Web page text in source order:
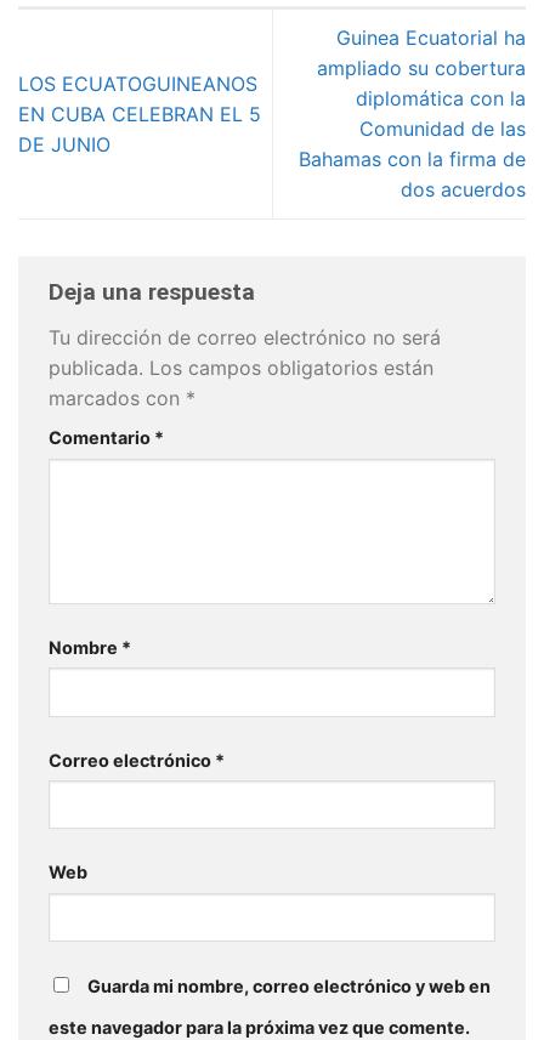
LOS ECUATOGUINEANOS
EN CUBA CELEBRAN EL 5
DE JUNIO
Guinea Ecuatorial ha
ampliado su cobertura
diplomática con la
Comunidad de las
Bahamas con la firma de
dos acuerdos
Deja una respuesta
Tu dirección de correo electrónico no será
publicada. Los campos obligatorios están
marcados con *
Comentario *
Nombre *
Correo electrónico *
Web
Guarda mi nombre, correo electrónico y web en
este navegador para la próxima vez que comente.